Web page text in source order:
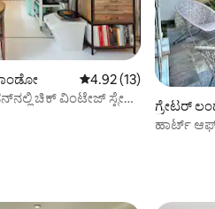
5 ರಲ್ಲಿ 4.92 ಸರಾಸರಿ
4.92 (13)
ಚಿಕ್ ವಿಂಟೇಜ್ ಸ್ಟೇ
ಗ್ರೇಟರ್
ಹಾರ್ಟ್